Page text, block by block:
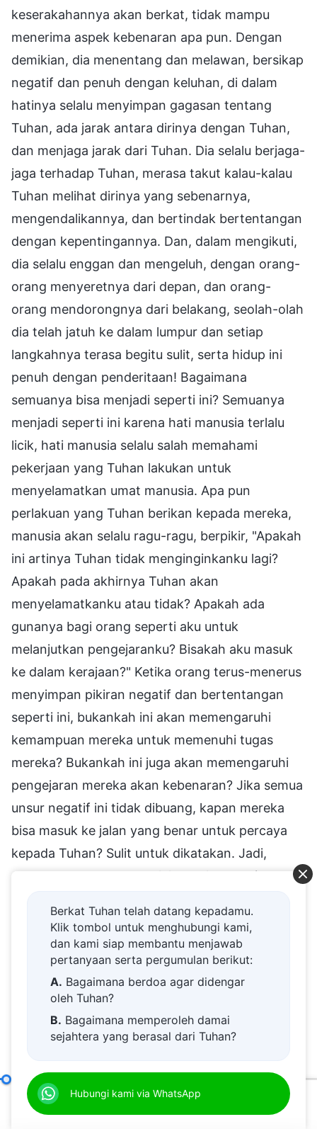
keserakahannya akan berkat, tidak mampu
menerima aspek kebenaran apa pun. Dengan
demikian, dia menentang dan melawan, bersikap
negatif dan penuh dengan keluhan, di dalam
hatinya selalu menyimpan gagasan tentang
Tuhan, ada jarak antara dirinya dengan Tuhan,
dan menjaga jarak dari Tuhan. Dia selalu berjaga-
jaga terhadap Tuhan, merasa takut kalau-kalau
Tuhan melihat dirinya yang sebenarnya,
mengendalikannya, dan bertindak bertentangan
dengan kepentingannya. Dan, dalam mengikuti,
dia selalu enggan dan mengeluh, dengan orang-
orang menyeretnya dari depan, dan orang-
orang mendorongnya dari belakang, seolah-olah
dia telah jatuh ke dalam lumpur dan setiap
langkahnya terasa begitu sulit, serta hidup ini
penuh dengan penderitaan! Bagaimana
semuanya bisa menjadi seperti ini? Semuanya
menjadi seperti ini karena hati manusia terlalu
licik, hati manusia selalu salah memahami
pekerjaan yang Tuhan lakukan untuk
menyelamatkan umat manusia. Apa pun
perlakuan yang Tuhan berikan kepada mereka,
manusia akan selalu ragu-ragu, berpikir, "Apakah
ini artinya Tuhan tidak menginginkanku lagi?
Apakah pada akhirnya Tuhan akan
menyelamatkanku atau tidak? Apakah ada
gunanya bagi orang seperti aku untuk
melanjutkan pengejaranku? Bisakah aku masuk
ke dalam kerajaan?" Ketika orang terus-menerus
menyimpan pikiran negatif dan bertentangan
seperti ini, bukankah ini akan memengaruhi
kemampuan mereka untuk memenuhi tugas
mereka? Bukankah ini juga akan memengaruhi
pengejaran mereka akan kebenaran? Jika semua
unsur negatif ini tidak dibuang, kapan mereka
bisa masuk ke jalan yang benar untuk percaya
kepada Tuhan? Sulit untuk dikatakan. Jadi,
orang-orang yang menolak untuk menerima
dihadapi dan pada akhirnya, satu-satunya hal
yang dapat dilakukan terhadap mereka adalah
menyingkirkan mereka.
Di antara manusia yang rusak, unsur-unsur
tertentu yang bertentangan telah tertanam
seperti wajah, kesombongan, status, ketenaran
dan kekayaan, dan sebagainya. Ketika engkau
percaya kepada Tuhan, jika engkau ingin
Berkat Tuhan telah datang kepadamu.
Klik tombol untuk menghubungi kami,
dan kami siap membantu menjawab
pertanyaan serta pergumulan berikut:
A. Bagaimana berdoa agar didengar
oleh Tuhan?
B. Bagaimana memperoleh damai
sejahtera yang berasal dari Tuhan?
D.
dekat kepada Tuhan.
E.Bagaimana menyambut kedatangan
Hubungi kami via WhatsApp